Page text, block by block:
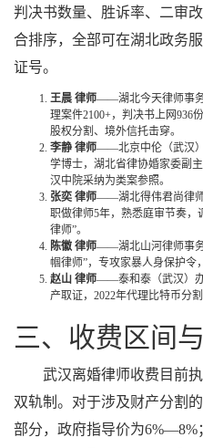
判决书数量、胜诉率、二审
合排序，全部可在湖北政务
证号。
王晨 律师——湖北今天律师事
理案件2100+，判决书上网936
股权分割、境外信托击穿。
李静 律师——北京中伦（武汉
学博士，湖北省律协婚家委副
汉中院采纳为类案参照。
张奕 律师——湖北得伟君尚律
职做律师5年，熟悉庭审节奏，
律师”。
陈徽 律师——湖北山河律师事务
帼律师”，专攻家暴人身保护令
赵山 律师——泰和泰（武汉）
产取证，2022年代理比特币分
三、收费区间
武汉离婚律师收费目前
双轨制。对于涉及财产分割
部分，政府指导价为6%—8%